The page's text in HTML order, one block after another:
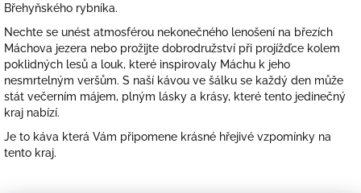
Břehyňského rybníka.
Nechte se unést atmosférou nekonečného lenošení na březích
Máchova jezera nebo prožijte dobrodružství při projížďce kolem
poklidných lesů a louk, které inspirovaly Máchu k jeho
nesmrtelným veršům. S naší kávou ve šálku se každý den může
stát večerním májem, plným lásky a krásy, které tento jedinečný
kraj nabízí.
Je to káva která Vám připomene krásné hřejivé vzpomínky na
tento kraj.